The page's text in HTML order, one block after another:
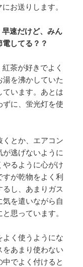
にお送りします。
早速だけど、みん
電してる？？
紅茶が好きでよく
を沸かしていた
います。あとは
に、蛍光灯を使
とか、エアコン
逃げないように
るように心がけ
が乾物をよく利
し、あまりガス
を遣いながら自
思っています。
く使うようにな
あまり使わない
でよく付けると